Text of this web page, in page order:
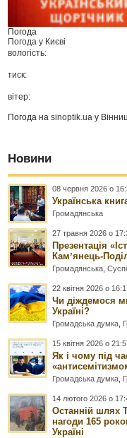
Погода
Погода у Києві
вологість:
тиск:
вітер:
Погода наsinoptik.ua у
Новини
08 червня 2026 о
Українська
Громадянська
27 травня 2026 о
Презентація
Камʼянець-
Громадянська ,
22 квітня 2026 о
Чи діждемося
Україні?
Громадська думка
15 квітня 2026 о
Як і чому під
Громадська думка
14 лютого 2026 о
Останній шлях
нагоди 165
Україні